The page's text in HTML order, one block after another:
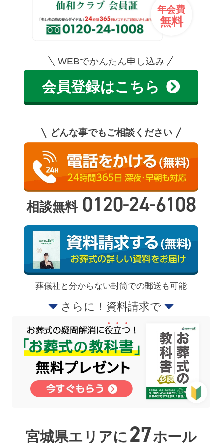
年会費
無料
WEBでかんたん申し込み
会員登録はこちら
どんな事でもご相談ください
相談無料 0120-24-6108
葬儀社と分からない封筒での郵送も可能
さらに！資料請求で
宮城県エリアに 27ホール